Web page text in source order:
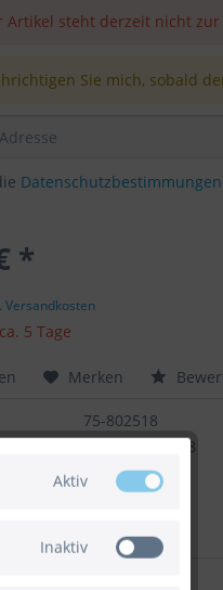
Artikel steht derzeit nicht zur
Sie mich, sobald
Datenschutzbestimmungen
*
Versandkosten
5 Tage
Merken
75-802518
4251662802518
Aktiv
Inaktiv